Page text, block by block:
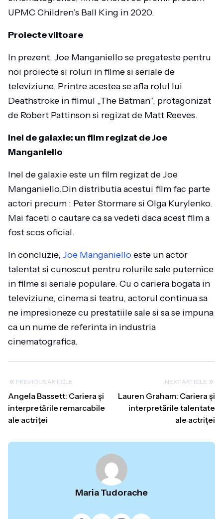
UPMC Children’s Ball King in 2020.
Proiecte viitoare
In prezent, Joe Manganiello se pregateste pentru
noi proiecte si roluri in filme si seriale de
televiziune. Printre acestea se afla rolul lui
Deathstroke in filmul „The Batman”, protagonizat
de Robert Pattinson si regizat de Matt Reeves.
Inel de galaxie: un film regizat de Joe
Manganiello
Inel de galaxie este un film regizat de Joe
Manganiello.Din distributia acestui film fac parte
actori precum : Peter Stormare si Olga Kurylenko.
Mai faceti o cautare ca sa vedeti daca acest film a
fost scos oficial.
In concluzie, Joe Manganielloeste un actor
talentat si cunoscut pentru rolurile sale puternice
in filme si seriale populare. Cu o cariera bogata in
televiziune, cinema si teatru, actorul continua sa
ne impresioneze cu prestatiile sale si sa se impuna
ca un nume de referinta in industria
cinematografica.
PREVIOUS ARTICLE
Angela Bassett: Cariera și
interpretările remarcabile
ale actriței
NEXT ARTICLE
Lauren Graham: Cariera și
interpretările talentate
ale actriței
Maria Tudorache